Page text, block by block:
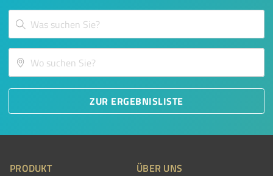
ZUR ERGEBNISLISTE
PRODUKT ÜBER UNS